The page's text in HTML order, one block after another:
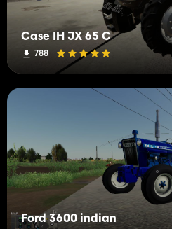
Case IH JX 65 C
788
Ford 3600 indian